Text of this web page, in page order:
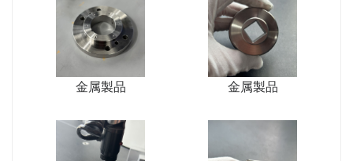
金属製品 金属製品